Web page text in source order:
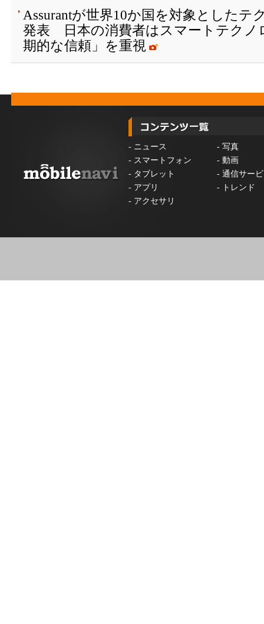
Assurantが世界10か国を対象としたテ
発表 日本の消費者はスマートテクノ
期的な信頼」を重視
- ニュース - 写真
- スマートフォン - 動画
- タブレット - 通信サー
- アプリ -
トレンド
- アクセサリ